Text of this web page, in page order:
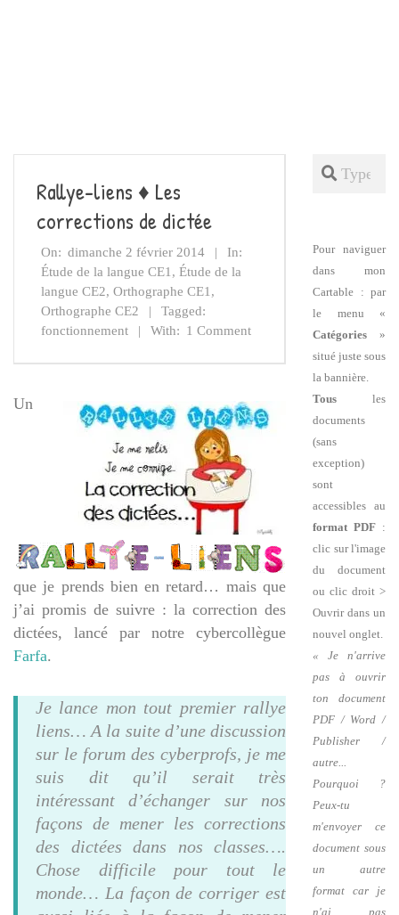
Rallye-liens ♦ Les
corrections de dictée
On: dimanche 2 février 2014
In:
Étude de la langue CE1 , Étude de la
langue CE2, Orthographe CE1 ,
Orthographe CE2
Tagged:
fonctionnement
With: 1 Comment
Un
que je prends bien en retard… mais que
j’ai promis de suivre : la correction des
dictées, lancé par notre cybercollègue
Farfa.
Je lance mon tout premier rallye
liens… A la suite d’une discussion
sur le forum des cyberprofs, je me
suis dit qu’il serait très
intéressant d’échanger sur nos
façons de mener les corrections
des dictées dans nos classes….
Chose difficile pour tout le
monde… La façon de corriger est
Search
Pour naviguer
dans mon
Cartable : par
le menu «
Catégories »
situé juste sous
la bannière.
Tous les
documents
(sans
exception)
sont
accessibles au
format PDF :
clic sur l'image
du document
ou clic droit >
Ouvrir dans un
nouvel onglet.
« Je n'arrive
pas à ouvrir
ton document
PDF / Word /
Publisher /
autre...
Pourquoi ?
Peux-tu
m'envoyer ce
document sous
un autre
format car je
n'ai pas